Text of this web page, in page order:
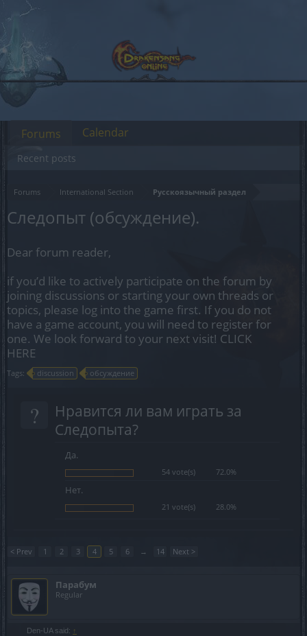
Forums International Section Русскоязычный раздел
Следопыт (обсуждение).
Dear forum reader,
if you’d like to actively participate on the forum by
joining discussions or starting your own threads or
topics, please log into the game first. If you do not
have a game account, you will need to register for
one. We look forward to your next visit! CLICK
HERE
Tags: discussion обсуждение
?
Нравится ли вам играть за
Следопыта?
Да.
54 vote(s) 72.0%
Нет.
21 vote(s) 28.0%
< Prev 1 2 3 4 5 6 → 14 Next >
Парабум
Regular
Den-UA said: ↑
Forums
Recent posts
Calendar